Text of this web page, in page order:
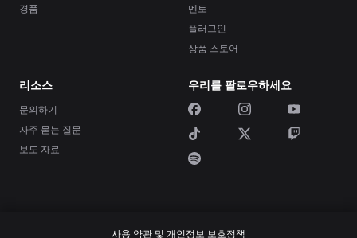
경품
멘토
플러그인
상품 스토어
리소스
문의하기
자주 묻는 질문
보도 자료
우리를 팔로우하세요
사용 약관 및 개인정보 보호정책